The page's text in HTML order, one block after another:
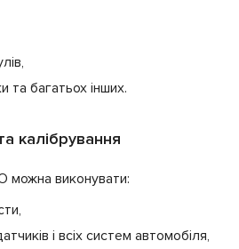
та багатьох інших.
калібрування
можна виконувати:
і всіх систем автомобіля,